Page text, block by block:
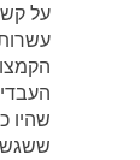
על
שהיו